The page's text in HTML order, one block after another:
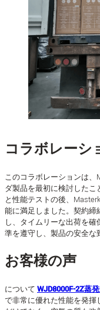
コラボレーシ
このコラボレーションは、
ダ製品を最初に検討した
と性能テストの後、
能に満足しました。契約
し、タイムリーな出荷を
準を遵守し、製品の安全な
お客様の声
について WJD8000F-2Z蒸
で非常に優れた性能を発